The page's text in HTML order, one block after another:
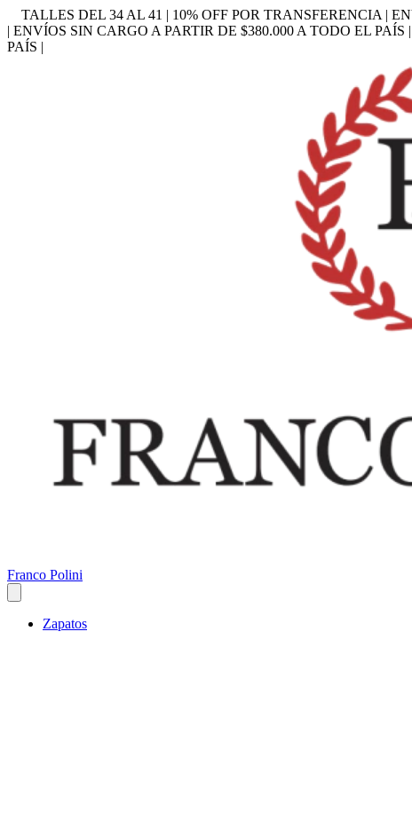
TALLES DEL 34 AL 41 | 10% OFF POR TRANSFERENCIA |
| ENVÍOS SIN CARGO A PARTIR DE $380.000 A TODO EL PAÍS |
PAÍS |
Franco Polini
Zapatos